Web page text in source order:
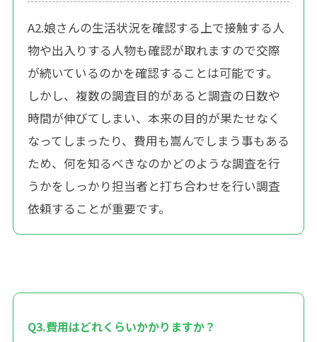
A2.娘さんの生活状況を確認する上で接触する人
物や出入りする人物も確認が取れますので交際
が続いているのかを確認することは可能です。
しかし、複数の調査目的があると調査の日数や
時間が伸びてしまい、本来の目的が果たせなく
なってしまったり、費用も嵩んでしまう事もある
ため、何を知るべきなのかどのような調査を行
うかをしっかり担当者と打ち合わせを行い調査
依頼することが重要です。
Q3.費用はどれくらいかかりますか？